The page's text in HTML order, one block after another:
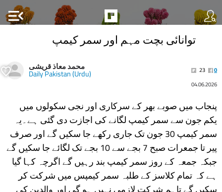
menu_open
توانائی بچت مہم اور سمر کیمپ
محمد معاذ قریشی
Daily Pakistan (Urdu) 23
0
04.06.2026
پنجاب میں صوبے بھر کے سرکاری اور نجی سکولوں میں
یکم جون سے سمر کیمپ لگانے کی اجازت دی گئی ہے۔یہ
سمر کیمپ 30 جون تک جاری رکھے جا سکیں گے اور صرف
پیر تا جمعرات صبح 7 بجے سے 10 بجے تک لگائے جا سکیں گے
جبکہ جمعہ کے روز سمر کیمپ بند رہیں گے اگرچہ کہا گیا
ہے کہ تمام کلاسز کے طلبہ سمر کیمپس میں شرکت کر